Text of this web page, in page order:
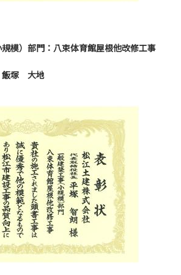
模）部門：八束体育館屋根他改修工事
塚 大地